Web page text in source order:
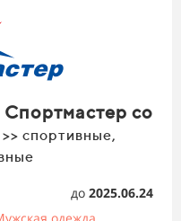
со
>> спортивные,
до 2025.06.24